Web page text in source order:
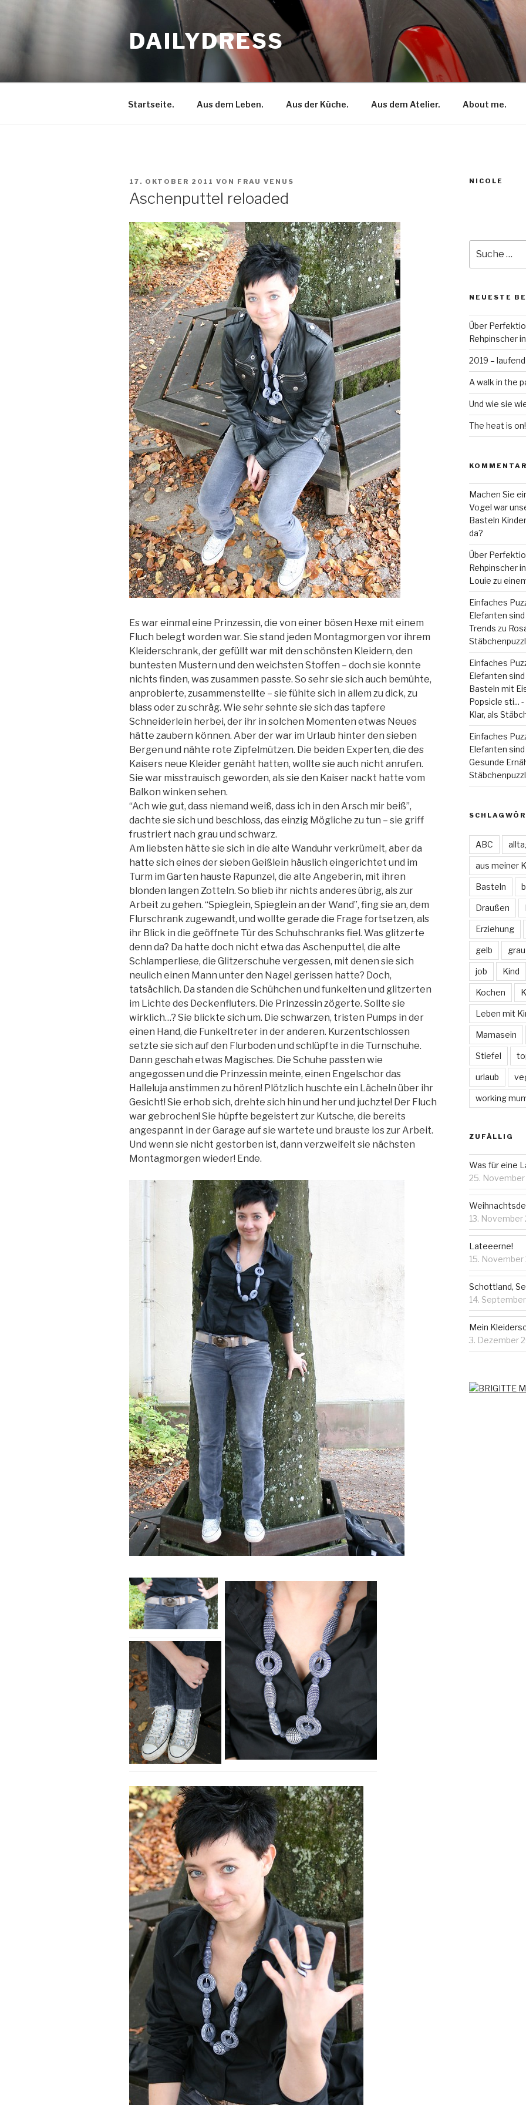
springen
DAILYDRESS
Startseite. Aus dem Leben. Aus der Küche. Aus dem Atelier. About me.
VERÖFFENTLICHT
17. OKTOBER 2011 VON FRAU VENUS
Aschenputtel reloaded
Es war einmal eine Prinzessin, die von einer bösen Hexe mit einem
Fluch belegt worden war. Sie stand jeden Montagmorgen vor ihrem
Kleiderschrank, der gefüllt war mit den schönsten Kleidern, den
buntesten Mustern und den weichsten Stoffen – doch sie konnte
nichts finden, was zusammen passte. So sehr sie sich auch bemühte,
anprobierte, zusammenstellte – sie fühlte sich in allem zu dick, zu
blass oder zu schräg. Wie sehr sehnte sie sich das tapfere
Schneiderlein herbei, der ihr in solchen Momenten etwas Neues
hätte zaubern können. Aber der war im Urlaub hinter den sieben
Bergen und nähte rote Zipfelmützen. Die beiden Experten, die des
Kaisers neue Kleider genäht hatten, wollte sie auch nicht anrufen.
Sie war misstrauisch geworden, als sie den Kaiser nackt hatte vom
Balkon winken sehen.
“Ach wie gut, dass niemand weiß, dass ich in den Arsch mir beiß”,
dachte sie sich und beschloss, das einzig Mögliche zu tun – sie griff
frustriert nach grau und schwarz.
Am liebsten hätte sie sich in die alte Wanduhr verkrümelt, aber da
hatte sich eines der sieben Geißlein häuslich eingerichtet und im
Turm im Garten hauste Rapunzel, die alte Angeberin, mit ihren
blonden langen Zotteln. So blieb ihr nichts anderes übrig, als zur
Arbeit zu gehen. “Spieglein, Spieglein an der Wand”, fing sie an, dem
Flurschrank zugewandt, und wollte gerade die Frage fortsetzen, als
ihr Blick in die geöffnete Tür des Schuhschranks fiel. Was glitzerte
denn da? Da hatte doch nicht etwa das Aschenputtel, die alte
Schlamperliese, die Glitzerschuhe vergessen, mit denen sie sich
neulich einen Mann unter den Nagel gerissen hatte? Doch,
tatsächlich. Da standen die Schühchen und funkelten und glitzerten
im Lichte des Deckenfluters. Die Prinzessin zögerte. Sollte sie
wirklich…? Sie blickte sich um. Die schwarzen, tristen Pumps in der
einen Hand, die Funkeltreter in der anderen. Kurzentschlossen
setzte sie sich auf den Flurboden und schlüpfte in die Turnschuhe.
Dann geschah etwas Magisches. Die Schuhe passten wie
angegossen und die Prinzessin meinte, einen Engelschor das
Halleluja anstimmen zu hören! Plötzlich huschte ein Lächeln über ihr
Gesicht! Sie erhob sich, drehte sich hin und her und juchzte! Der Fluch
war gebrochen! Sie hüpfte begeistert zur Kutsche, die bereits
angespannt in der Garage auf sie wartete und brauste los zur Arbeit.
Und wenn sie nicht gestorben ist, dann verzweifelt sie nächsten
Montagmorgen wieder! Ende.
NICOLE
nach:
NEUESTE
Über
Rehpinscher
2019 –
A walk in the
Und wie sie
The heat is on!
Machen Sie
Vogel war
Basteln Kinder
da?
Über
Rehpinscher
Louie zu
Einfaches
Elefanten
Trends zu
Einfaches
Elefanten
Basteln mit
Popsicle sti...
Klar, als
Einfaches
Elefanten
Gesunde
ABC
aus meiner
Basteln
Draußen
Erziehung
gelb grau
job Kind
Kochen
Leben mit
Mamasein
Stiefel
urlaub
working
ZUFÄLLIG
Was für eine
25.
13. November
Lateeerne!
15. November
Schottland,
14.
Mein
3. Dezember